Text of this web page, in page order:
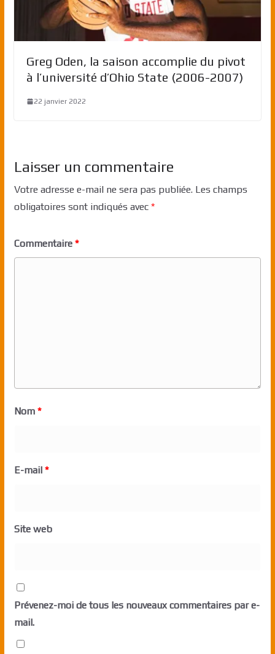
Greg Oden, la saison accomplie du pivot
à l’université d’Ohio State (2006-2007)
22 janvier 2022
Laisser un commentaire
Votre adresse e-mail ne sera pas publiée. Les champs
obligatoires sont indiqués avec *
Commentaire *
Nom *
E-mail *
Site web
Prévenez-moi de tous les nouveaux commentaires par e-
mail.